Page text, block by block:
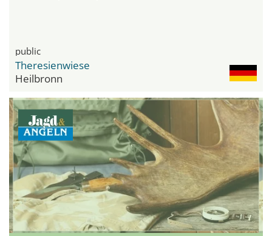
public
Theresienwiese
Heilbronn